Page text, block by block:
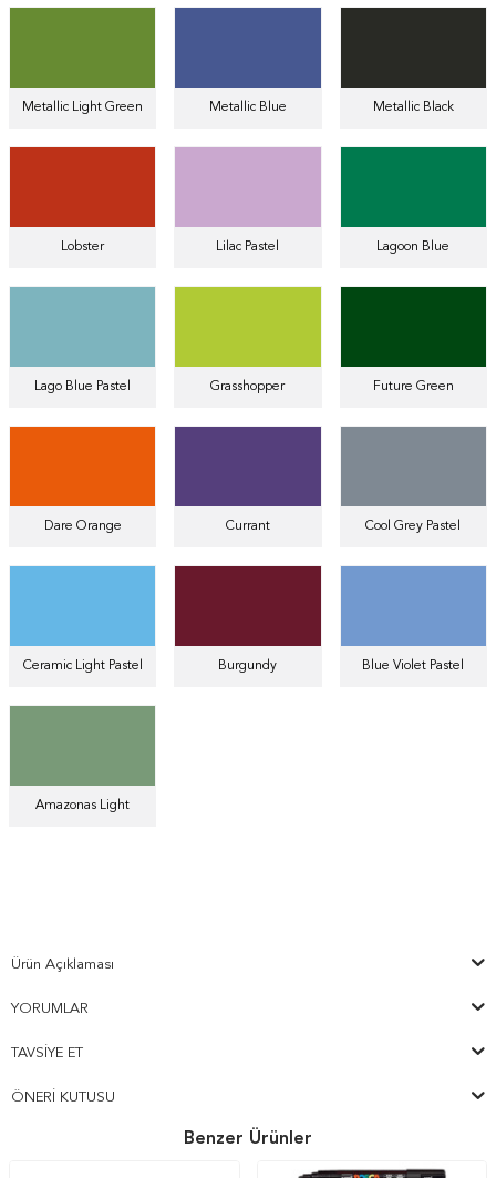
Metallic Light Green Metallic Blue Metallic Black
Lobster Lilac Pastel Lagoon Blue
Lago Blue Pastel Grasshopper Future Green
Dare Orange Currant Cool Grey Pastel
Ceramic Light Pastel Burgundy Blue Violet Pastel
Amazonas Light
Ürün Açıklaması
YORUMLAR
TAVSIYE ET
ÖNERI KUTUSU
Benzer Ürünler